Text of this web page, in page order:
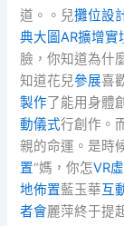
道。。兒攤位設
典大圖AR擴增實
臉，你知道為什
知道花兒參展喜
製作了能用身體
動儀式行創作。
親的命運。是時
置“媽，你怎VR
地佈置藍玉華互
者會麗萍終于提